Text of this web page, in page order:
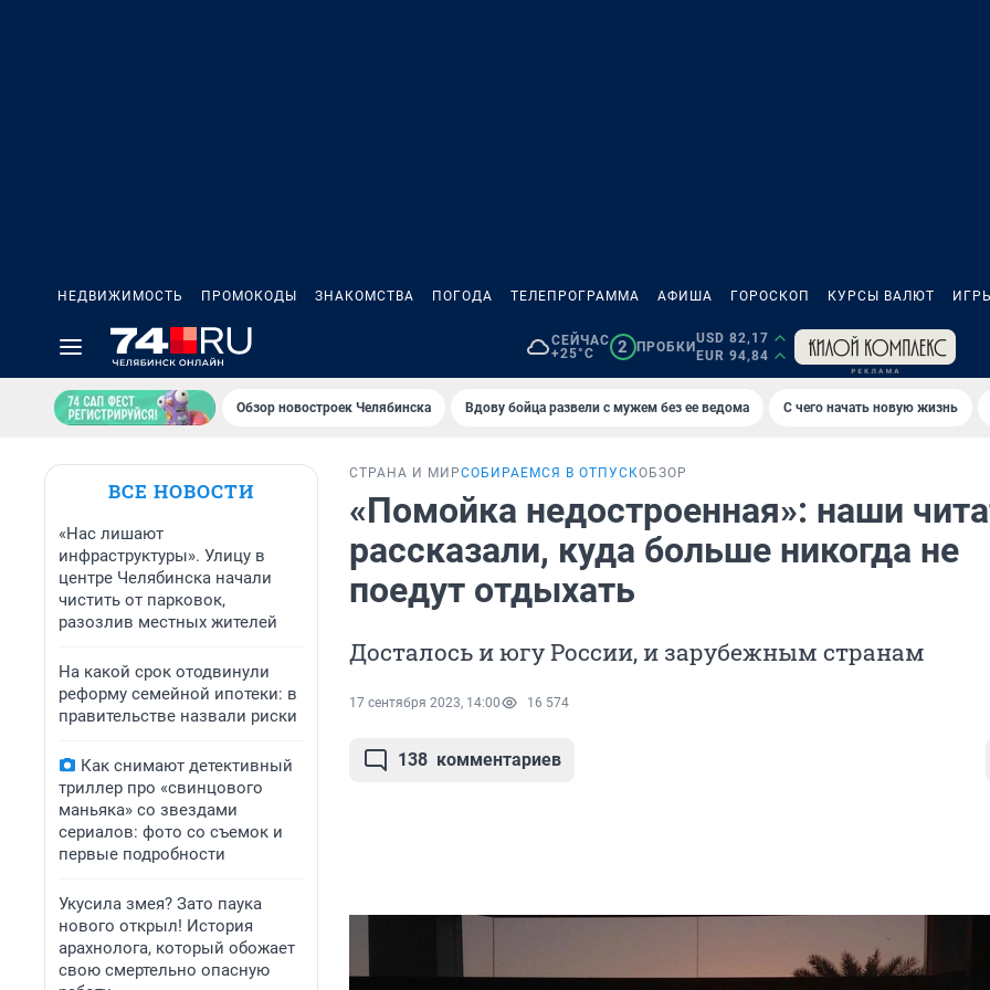
НЕДВИЖИМОСТЬ ПРОМОКОДЫ ЗНАКОМСТВА ПОГОДА ТЕЛЕПРОГРАММА АФИША ГОРОСКОП КУРСЫ ВАЛЮТ
СЕЙЧАС
+25°C
2 ПРОБКИ
USD 82,17
EUR 94,84
Обзор новостроек Челябинска Вдову бойца развели с мужем без ее ведома С чего начать новую жизнь
ВСЕ НОВОСТИ
«Нас лишают
инфраструктуры». Улицу в
центре Челябинска начали
чистить от парковок,
разозлив местных жителей
На какой срок отодвинули
реформу семейной ипотеки: в
правительстве назвали риски
Как снимают детективный
триллер про «свинцового
маньяка» со звездами
сериалов: фото со съемок и
первые подробности
Укусила змея? Зато паука
нового открыл! История
арахнолога, который обожает
свою смертельно опасную
СТРАНА И МИРСОБИРАЕМСЯ В ОТПУСКОБЗОР
«Помойка недостроенная»: наши
рассказали, куда больше никогда не
поедут отдыхать
Досталось и югу России, и зарубежным странам
17 сентября 2023, 14:00 16 574
138 комментариев